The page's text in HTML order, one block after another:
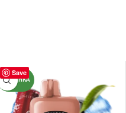
Save
НОВИНКА